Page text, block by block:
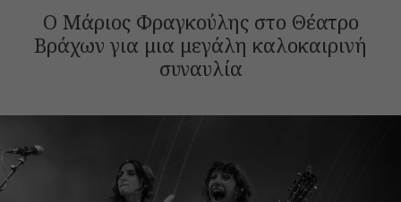
Ο Μάριος Φραγκούλης στο Θέατρο
Βράχων για μια μεγάλη καλοκαιρινή
συναυλία